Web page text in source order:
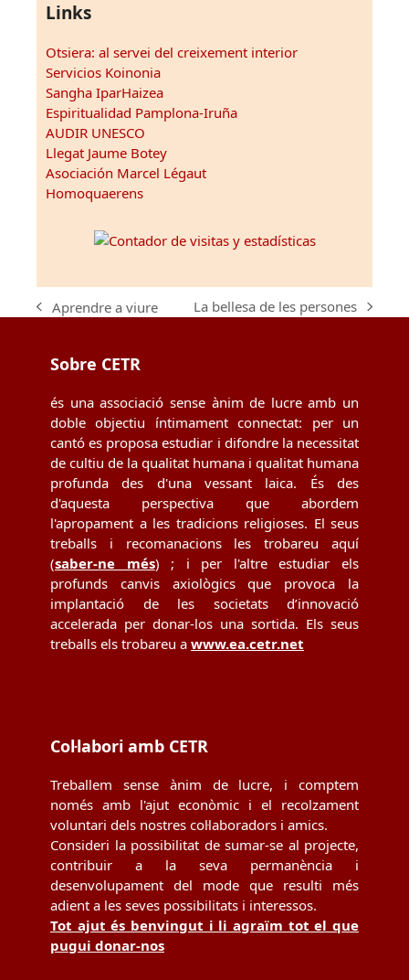
Links
Otsiera: al servei del creixement interior
Servicios Koinonia
Sangha IparHaizea
Espiritualidad Pamplona-Iruña
AUDIR UNESCO
Llegat Jaume Botey
Asociación Marcel Légaut
Homoquaerens
previous
Aprendre a viure
next
La bellesa de les persones
Sobre CETR
és una associació sense ànim de lucre amb un
doble objectiu íntimament connectat: per un
cantó es proposa estudiar i difondre la necessitat
de cultiu de la qualitat humana i qualitat humana
profunda des d'una vessant laica. És des
d'aquesta perspectiva que abordem
l'apropament a les tradicions religioses. El seus
treballs i recomanacions les trobareu aquí
(saber-ne més) ; i per l'altre estudiar els
profunds canvis axiològics que provoca la
implantació de les societats d’innovació
accelerada per donar-los una sortida. Els seus
treballs els trobareu a www.ea.cetr.net
Col·labori amb CETR
Treballem sense ànim de lucre, i comptem
només amb l'ajut econòmic i el recolzament
voluntari dels nostres col·laboradors i amics.
Consideri la possibilitat de sumar-se al projecte,
contribuir a la seva permanència i
desenvolupament del mode que resulti més
adient a les seves possibilitats i interessos.
Tot ajut és benvingut i li agraïm tot el que
pugui donar-nos